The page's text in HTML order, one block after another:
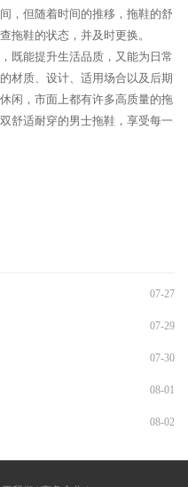
，但随着时间的推移，拖鞋的舒
拖鞋的状态，并及时更换。
既能提升生活品质，又能为日常
材质、设计、适用场合以及后期
闲，市面上都有许多高质量的拖
舒适耐穿的男士拖鞋，享受每一
07-27
07-29
07-30
08-01
08-02